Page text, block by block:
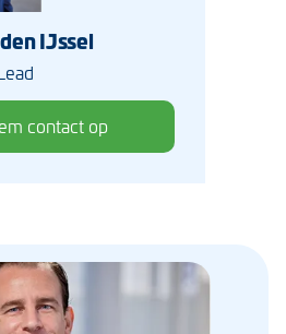
IJssel
contact op